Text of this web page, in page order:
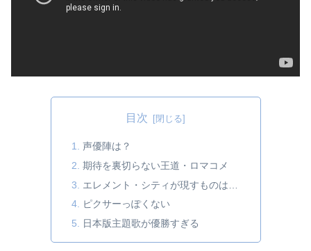
目次
声優陣は？
期待を裏切らない王道・ロマコメ
エレメント・シティが現すものは…
ピクサーっぽくない
日本版主題歌が優勝すぎる